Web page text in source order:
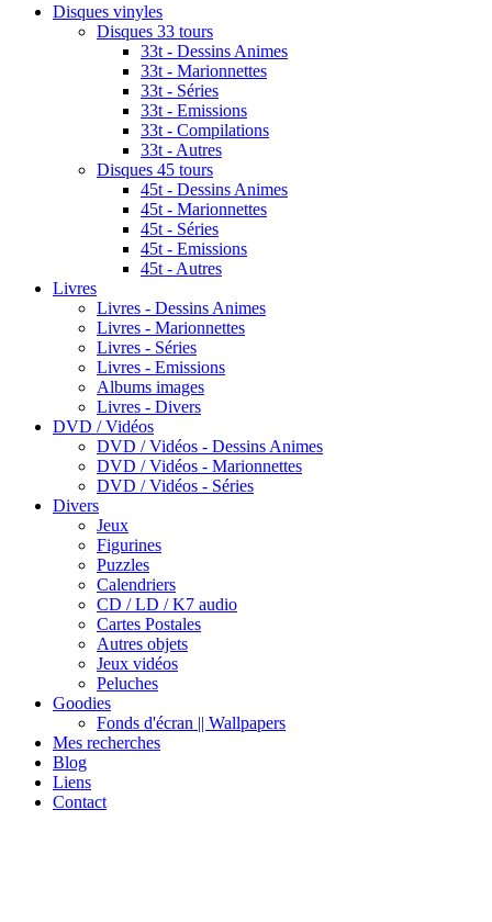
Disques vinyles
Disques 33 tours
33t - Dessins Animes
33t - Marionnettes
33t - Séries
33t - Emissions
33t - Compilations
33t - Autres
Disques 45 tours
45t - Dessins Animes
45t - Marionnettes
45t - Séries
45t - Emissions
45t - Autres
Livres
Livres - Dessins Animes
Livres - Marionnettes
Livres - Séries
Livres - Emissions
Albums images
Livres - Divers
DVD / Vidéos
DVD / Vidéos - Dessins Animes
DVD / Vidéos - Marionnettes
DVD / Vidéos - Séries
Divers
Jeux
Figurines
Puzzles
Calendriers
CD / LD / K7 audio
Cartes Postales
Autres objets
Jeux vidéos
Peluches
Goodies
Fonds d'écran || Wallpapers
Mes recherches
Blog
Liens
Contact